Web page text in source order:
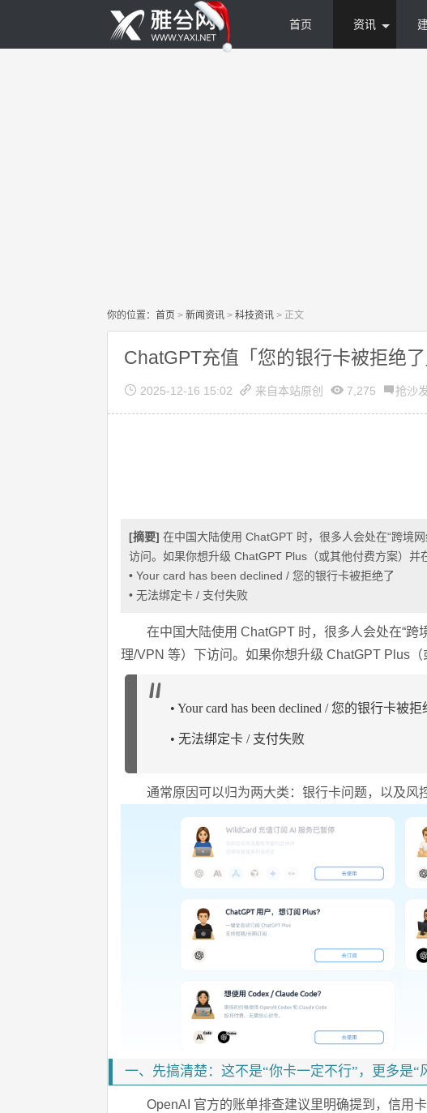
首页 资讯
你的位置： 首页 > 新闻资讯 > 科技资讯 > 正文
ChatGPT充值「您的银行卡被拒绝
2025-12-16 15:02 来自本站原创 7,275 抢沙
[摘要] 在中国大陆使用 ChatGPT 时，很多人会处在“跨境
访问。如果你想升级 ChatGPT Plus（或其他付费方案）并
• Your card has been declined / 您的银行卡被拒绝了
• 无法绑定卡 / 支付失败
在中国大陆使用 ChatGPT 时，很多人会处在“
理/VPN 等）下访问。如果你想升级 ChatGPT Plus（
• Your card has been declined / 您的银行卡被拒
• 无法绑定卡 / 支付失败
通常原因可以归为两大类：银行卡问题，以及风
一、先搞清楚：这不是“你卡一定不行”，更多是“
OpenAI 官方的账单排查建议里明确提到，信用